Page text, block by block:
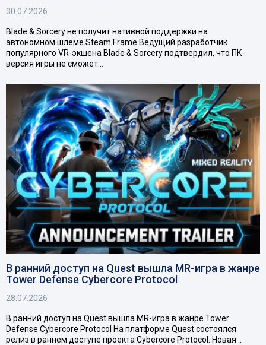
30.07.2026
Blade & Sorcery не получит нативной поддержки на
автономном шлеме Steam Frame Ведущий разработчик
популярного VR-экшена Blade & Sorcery подтвердил, что ПК-
версия игры не сможет…
В ранний доступ на Quest вышла MR-игра в жанре
Tower Defense Cybercore Protocol
28.07.2026
В ранний доступ на Quest вышла MR-игра в жанре Tower
Defense Cybercore Protocol На платформе Quest состоялся
релиз в раннем доступе проекта Cybercore Protocol. Новая…